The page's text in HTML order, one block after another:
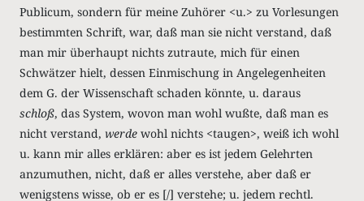
Publicum, sondern für meine Zuhörer <u.> zu Vorlesungen
bestimmten Schrift, war, daß man sie nicht verstand, daß
man mir überhaupt nichts zutraute, mich für einen
Schwätzer hielt, dessen Einmischung in Angelegenheiten
dem G. der Wissenschaft schaden könnte, u. daraus
schloß, das System, wovon man wohl wußte, daß man es
nicht verstand, werde wohl nichts <taugen>, weiß ich wohl
u. kann mir alles erklären: aber es ist jedem Gelehrten
anzumuthen, nicht, daß er alles verstehe, aber daß er
wenigstens wisse, ob er es [/] verstehe; u. jedem rechtl.